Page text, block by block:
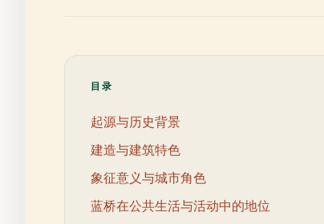
目录
起源与历史背景
建造与建筑特色
象征意义与城市角色
蓝桥在公共生活与活动中的地位